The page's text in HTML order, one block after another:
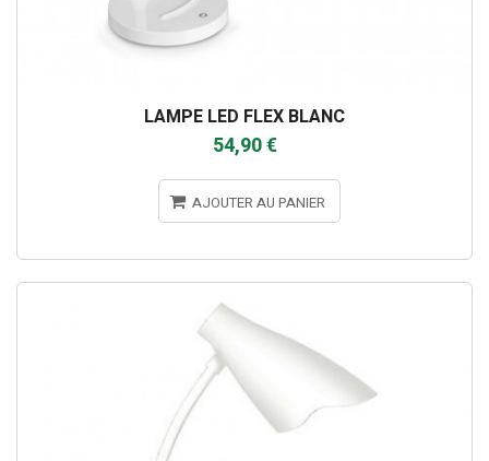
LAMPE LED FLEX BLANC
54,90 €
AJOUTER AU PANIER